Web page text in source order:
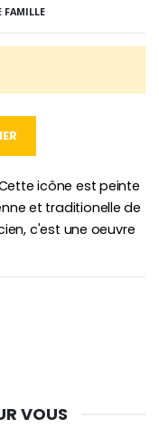
FAMILLE
icône est peinte
et traditionelle de
c'est une oeuvre
VOUS